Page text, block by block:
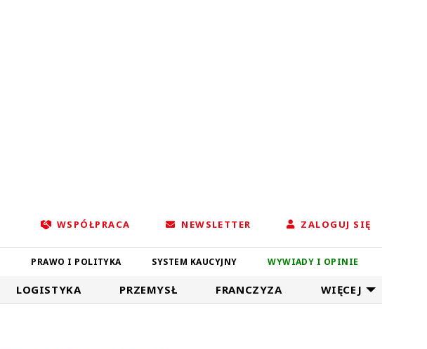
WSPÓŁPRACA NEWSLETTER ZALOGUJ SIĘ
PRAWO I POLITYKA SYSTEM KAUCYJNY WYWIADY I OPINIE
LOGISTYKA PRZEMYSŁ FRANCZYZA WIĘCEJ